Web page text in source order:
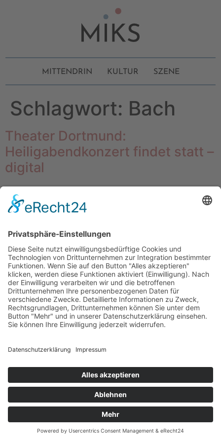
MITTENDRIN KULTUR SZENE
Schlagwort: Bach
Theater Dortmund:
Heiligabendkonzert findet statt –
digital
Das traditionelle Heiligabendkonzert der Dortmunder
Philharmoniker wird auch in diesem Jahr stattfinden.
Das Konzert, mit Werken u.a. von Johann Sebastian
Mozart, unter der Leitung von Generalmusikdirektor
Gabriel Feltz wird am Donnerstag, 24. Dezember 2020,
ab 14 Uhr unter www.theaterdo.de/weihnachten
gestreamt.
Impressum Datenschutzerklärung
© MIKS Magazin 2026